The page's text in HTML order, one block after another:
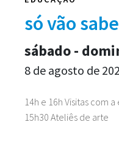
só vão
14h e 16h Visitas com
15h30 Ateliês de arte
sábado -
8 de agosto de